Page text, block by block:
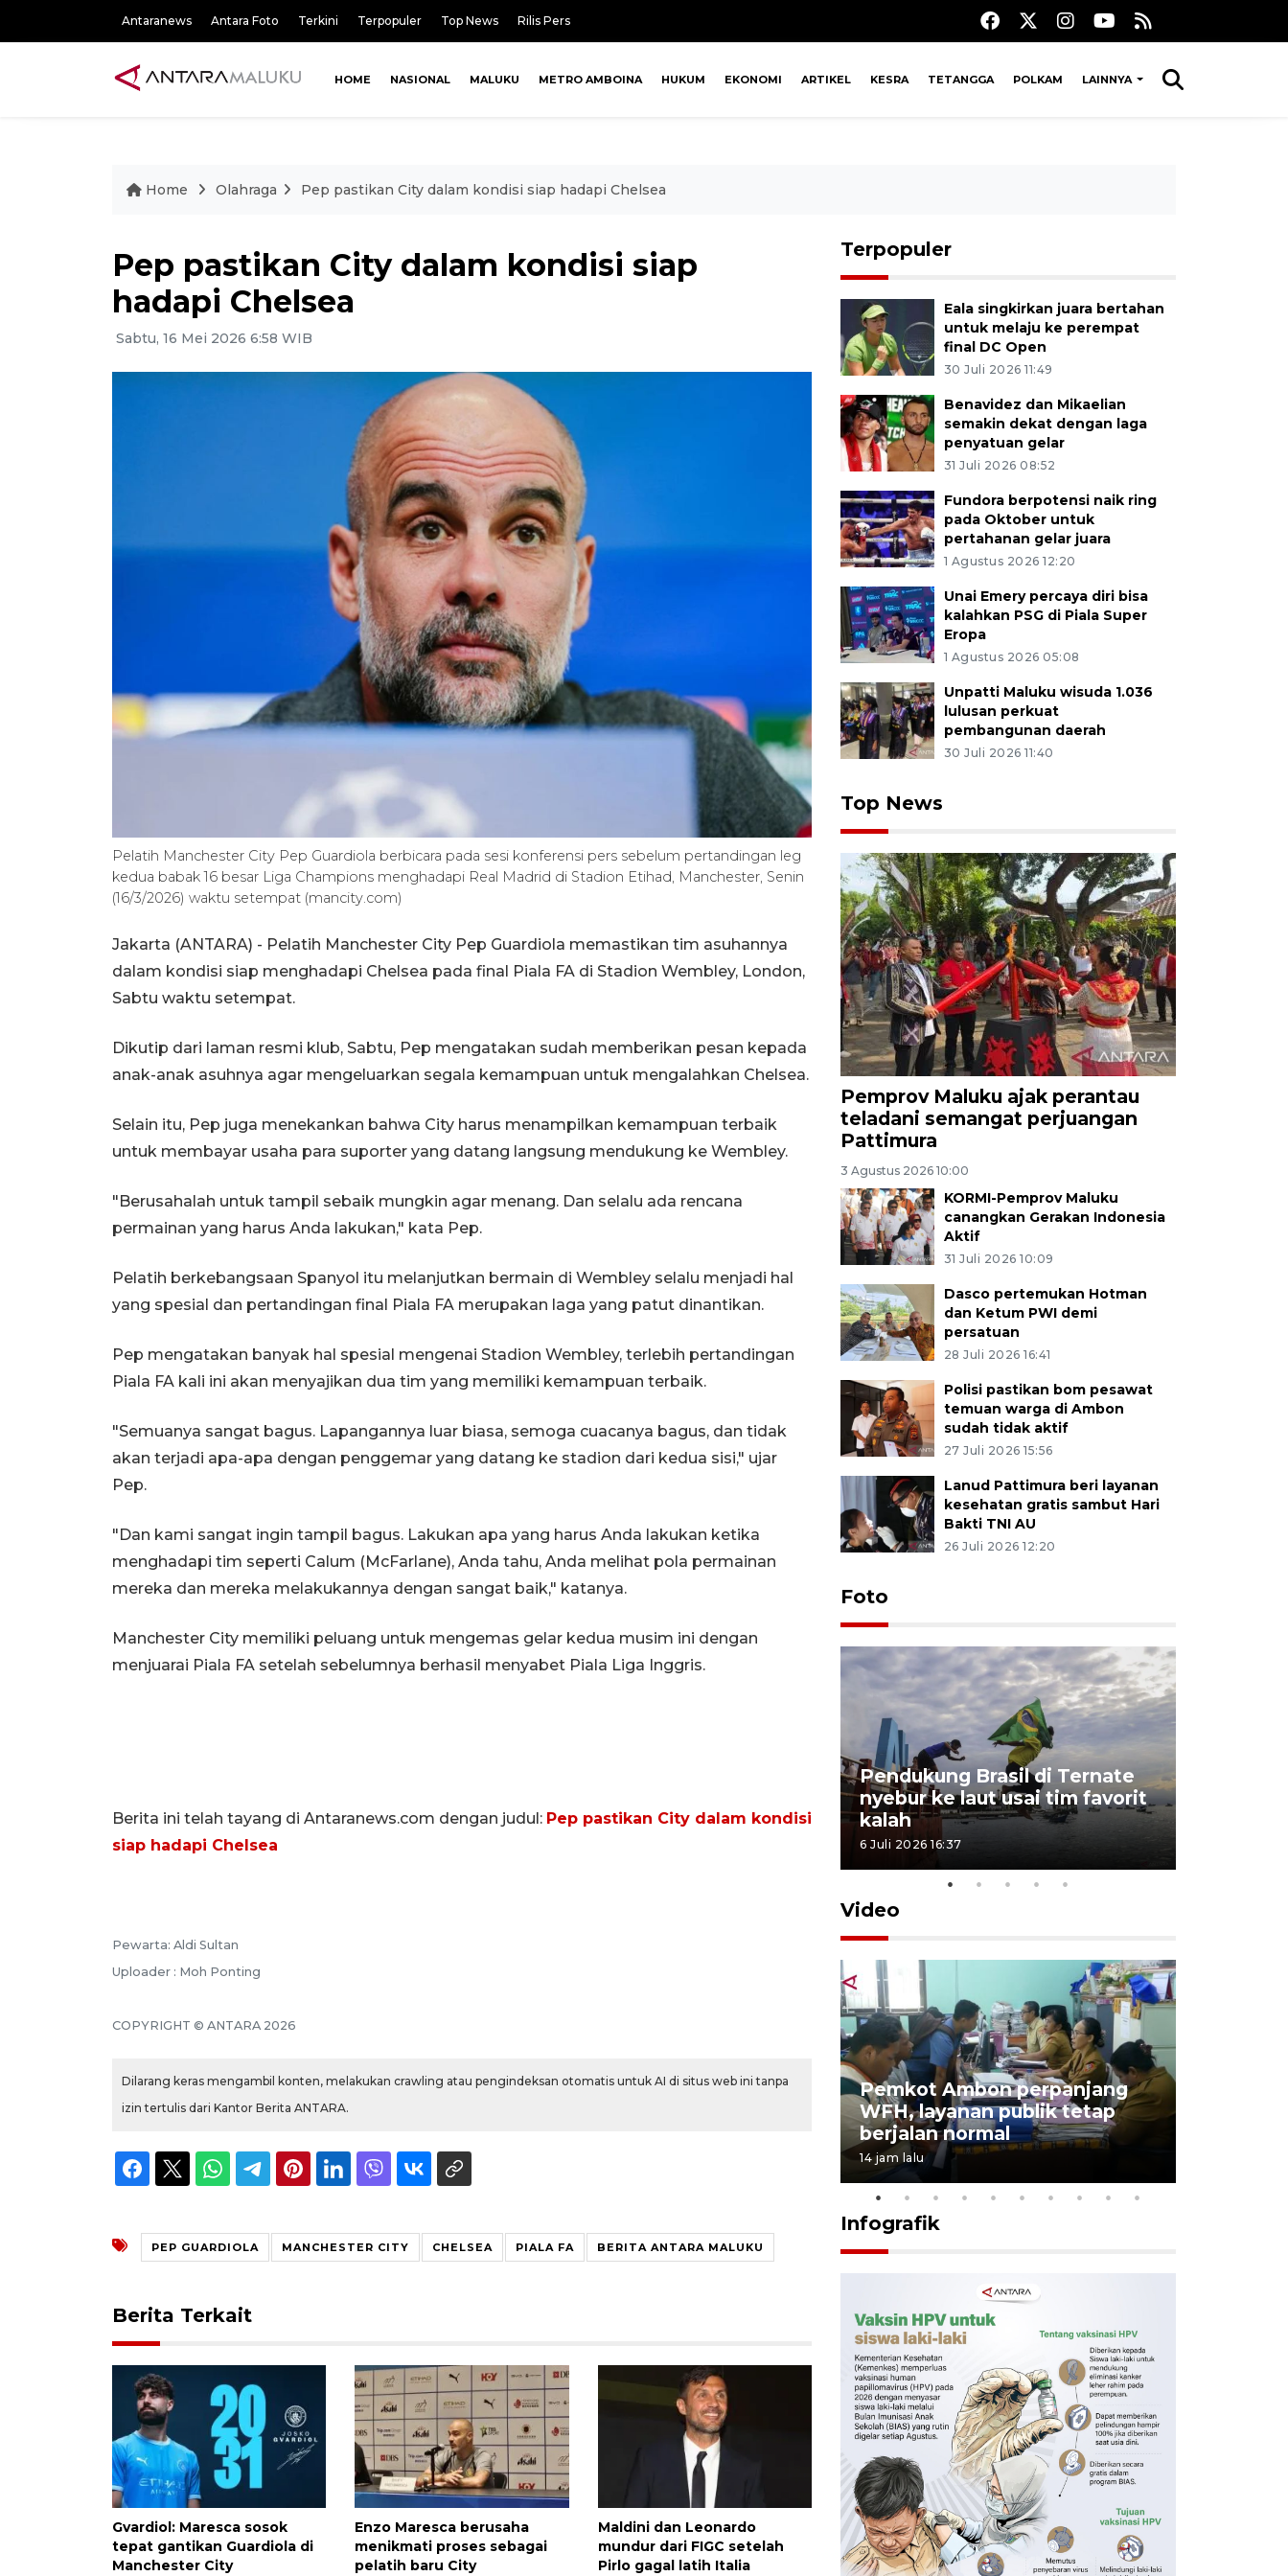
Antaranews Antara Foto Terkini Terpopuler Top News Rilis Pers
HOME NASIONAL MALUKU METRO AMBOINA HUKUM EKONOMI ARTIKEL KESRA TETANGGA POLKAM LAINNYA
Home Olahraga Pep pastikan City dalam kondisi siap hadapi Chelsea
Pep pastikan City dalam kondisi siap
hadapi Chelsea
Sabtu, 16 Mei 2026 6:58 WIB
Pelatih Manchester City Pep Guardiola berbicara pada sesi konferensi pers sebelum pertandingan leg
kedua babak 16 besar Liga Champions menghadapi Real Madrid di Stadion Etihad, Manchester, Senin
(16/3/2026) waktu setempat (mancity.com)
Jakarta (ANTARA) - Pelatih Manchester City Pep Guardiola memastikan tim asuhannya
dalam kondisi siap menghadapi Chelsea pada final Piala FA di Stadion Wembley, London,
Sabtu waktu setempat.
Dikutip dari laman resmi klub, Sabtu, Pep mengatakan sudah memberikan pesan kepada
anak-anak asuhnya agar mengeluarkan segala kemampuan untuk mengalahkan Chelsea.
Selain itu, Pep juga menekankan bahwa City harus menampilkan kemampuan terbaik
untuk membayar usaha para suporter yang datang langsung mendukung ke Wembley.
"Berusahalah untuk tampil sebaik mungkin agar menang. Dan selalu ada rencana
permainan yang harus Anda lakukan," kata Pep.
Pelatih berkebangsaan Spanyol itu melanjutkan bermain di Wembley selalu menjadi hal
yang spesial dan pertandingan final Piala FA merupakan laga yang patut dinantikan.
Pep mengatakan banyak hal spesial mengenai Stadion Wembley, terlebih pertandingan
Piala FA kali ini akan menyajikan dua tim yang memiliki kemampuan terbaik.
"Semuanya sangat bagus. Lapangannya luar biasa, semoga cuacanya bagus, dan tidak
akan terjadi apa-apa dengan penggemar yang datang ke stadion dari kedua sisi," ujar
Pep.
"Dan kami sangat ingin tampil bagus. Lakukan apa yang harus Anda lakukan ketika
menghadapi tim seperti Calum (McFarlane), Anda tahu, Anda melihat pola permainan
mereka dan mereka melakukannya dengan sangat baik," katanya.
Manchester City memiliki peluang untuk mengemas gelar kedua musim ini dengan
menjuarai Piala FA setelah sebelumnya berhasil menyabet Piala Liga Inggris.
Berita ini telah tayang di Antaranews.com dengan judul: Pep pastikan City dalam kondisi
siap hadapi Chelsea
Pewarta: Aldi Sultan
Uploader : Moh Ponting
COPYRIGHT © ANTARA 2026
Dilarang keras mengambil konten, melakukan crawling atau pengindeksan otomatis untuk AI di situs web ini tanpa
izin tertulis dari Kantor Berita ANTARA.
PEP GUARDIOLA MANCHESTER CITY CHELSEA PIALA FA BERITA ANTARA MALUKU
Berita Terkait
Gvardiol: Maresca sosok
tepat gantikan Guardiola di
Manchester City
Enzo Maresca berusaha
menikmati proses sebagai
pelatih baru City
Maldini dan Leonardo
mundur dari FIGC setelah
Pirlo gagal latih Italia
Terpopuler
Eala singkirkan juara bertahan
untuk melaju ke perempat
final DC Open
30 Juli 2026 11:49
Benavidez dan Mikaelian
semakin dekat dengan laga
penyatuan gelar
31 Juli 2026 08:52
Fundora berpotensi naik ring
pada Oktober untuk
pertahanan gelar juara
1 Agustus 2026 12:20
Unai Emery percaya diri bisa
kalahkan PSG di Piala Super
Eropa
1 Agustus 2026 05:08
Unpatti Maluku wisuda 1.036
lulusan perkuat
pembangunan daerah
30 Juli 2026 11:40
Top News
Pemprov Maluku ajak perantau
teladani semangat perjuangan
Pattimura
3 Agustus 2026 10:00
KORMI-Pemprov Maluku
canangkan Gerakan Indonesia
Aktif
31 Juli 2026 10:09
Dasco pertemukan Hotman
dan Ketum PWI demi
persatuan
28 Juli 2026 16:41
Polisi pastikan bom pesawat
temuan warga di Ambon
sudah tidak aktif
27 Juli 2026 15:56
Lanud Pattimura beri layanan
kesehatan gratis sambut Hari
Bakti TNI AU
26 Juli 2026 12:20
Foto
Pasar Higienis
Pendukung Brasil di Ternate
nyebur ke laut usai tim favorit
kalah
6 Juli 2026 16:37
Video
Ambon ajak semua pihak buka
Pemkot Ambon perpanjang
WFH, layanan publik tetap
berjalan normal
14 jam lalu
Infografik